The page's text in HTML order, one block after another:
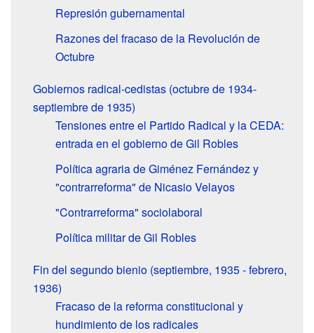
Represión gubernamental
Razones del fracaso de la Revolución de
Octubre
Gobiernos radical-cedistas (octubre de 1934-
septiembre de 1935)
Tensiones entre el Partido Radical y la CEDA:
entrada en el gobierno de Gil Robles
Política agraria de Giménez Fernández y
"contrarreforma" de Nicasio Velayos
"Contrarreforma" sociolaboral
Política militar de Gil Robles
Fin del segundo bienio (septiembre, 1935 - febrero,
1936)
Fracaso de la reforma constitucional y
hundimiento de los radicales